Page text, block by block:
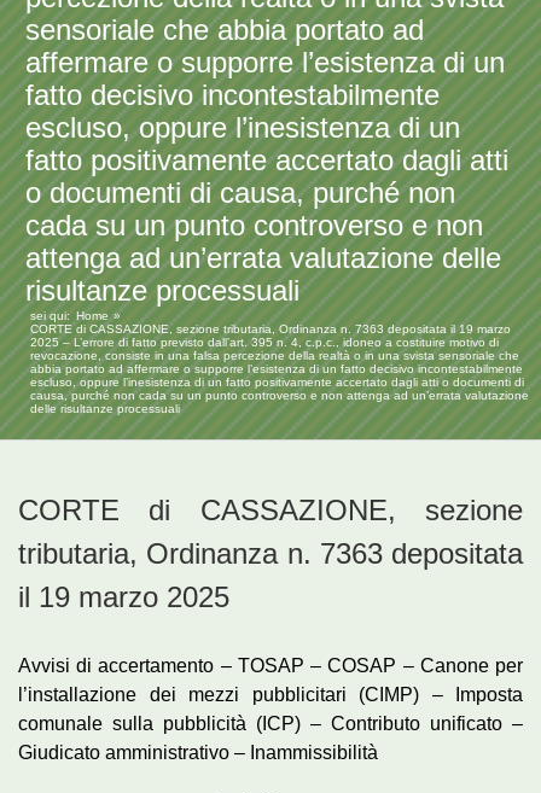
sensoriale che abbia portato ad
affermare o supporre l’esistenza di un
fatto decisivo incontestabilmente
escluso, oppure l’inesistenza di un
fatto positivamente accertato dagli atti
o documenti di causa, purché non
cada su un punto controverso e non
attenga ad un’errata valutazione delle
risultanze processuali
sei qui:
Home
CORTE di CASSAZIONE, sezione tributaria, Ordinanza n. 7363 depositata il 19 marzo
2025 – L’errore di fatto previsto dall’art. 395 n. 4, c.p.c., idoneo a costituire motivo di
revocazione, consiste in una falsa percezione della realtà o in una svista sensoriale che
abbia portato ad affermare o supporre l’esistenza di un fatto decisivo incontestabilmente
escluso, oppure l’inesistenza di un fatto positivamente accertato dagli atti o documenti di
causa, purché non cada su un punto controverso e non attenga ad un’errata valutazione
delle risultanze processuali
CORTE di CASSAZIONE, sezione
tributaria, Ordinanza n. 7363 depositata
il 19 marzo 2025
Avvisi di accertamento – TOSAP – COSAP – Canone per
l’installazione dei mezzi pubblicitari (CIMP) – Imposta
comunale sulla pubblicità (ICP) – Contributo unificato –
Giudicato amministrativo – Inammissibilità